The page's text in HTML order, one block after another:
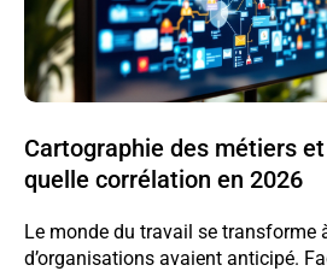
Cartographie des métiers
quelle corrélation en 2026
Le monde du travail se transforme
d’organisations avaient anticipé.